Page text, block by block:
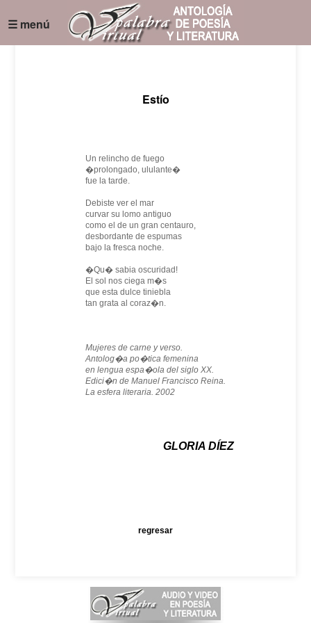
☰ menú
Estío
Un relincho de fuego
�prolongado, ululante�
fue la tarde.
Debiste ver el mar
curvar su lomo antiguo
como el de un gran centauro,
desbordante de espumas
bajo la fresca noche.
�Qu� sabia oscuridad!
El sol nos ciega m�s
que esta dulce tiniebla
tan grata al coraz�n.
Mujeres de carne y verso.
Antolog�a po�tica femenina
en lengua espa�ola del siglo XX.
Edici�n de Manuel Francisco Reina.
La esfera literaria. 2002
GLORIA DÍEZ
regresar